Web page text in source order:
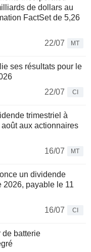
de dollars au
FactSet de 5,26
22/07
MT
ses résultats pour le
22/07
CI
trimestriel à
aux actionnaires
16/07
MT
un dividende
2026, payable le 11
16/07
CI
de batterie